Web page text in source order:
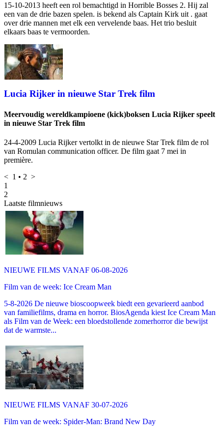
15-10-2013 heeft een rol bemachtigd in Horrible Bosses 2. Hij zal
een van de drie bazen spelen. is bekend als Captain Kirk uit . gaat
over drie mannen met elk een vervelende baas. Het trio besluit
elkaars baas te vermoorden.
Lucia Rijker in nieuwe Star Trek film
Meervoudig wereldkampioene (kick)boksen Lucia Rijker speelt
in nieuwe Star Trek film
24-4-2009 Lucia Rijker vertolkt in de nieuwe Star Trek film de rol
van Romulan communication officer. De film gaat 7 mei in
première.
< 1 • 2 >
1
2
Laatste filmnieuws
NIEUWE FILMS VANAF 06-08-2026
Film van de week: Ice Cream Man
5-8-2026 De nieuwe bioscoopweek biedt een gevarieerd aanbod
van familiefilms, drama en horror. BiosAgenda kiest Ice Cream Man
als Film van de Week: een bloedstollende zomerhorror die bewijst
dat de warmste...
NIEUWE FILMS VANAF 30-07-2026
Film van de week: Spider-Man: Brand New Day